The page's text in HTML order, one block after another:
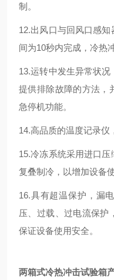
制。
12.出风口与回风口感
间为10秒内完成，冷热
13.运转中发生异常状
提供排除故障的方法，
急停机功能。
14.高品质的温度记录仪
15.冷冻系统采用进口
复叠制冷，以增加设备
16.具有超温保护，漏
压、过载、过电流保护
保证设备使用安全。
两箱式冷热冲击试验箱